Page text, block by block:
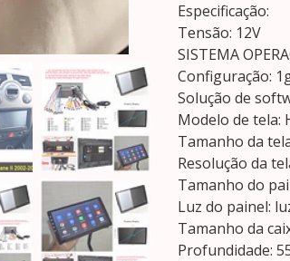
Especificação:
Tensão: 12V
SISTEMA
Configuração:
Solução de
Modelo de tela:
Tamanho da
Resolução da
Tamanho do
Luz do painel:
Tamanho da
Profundidade: